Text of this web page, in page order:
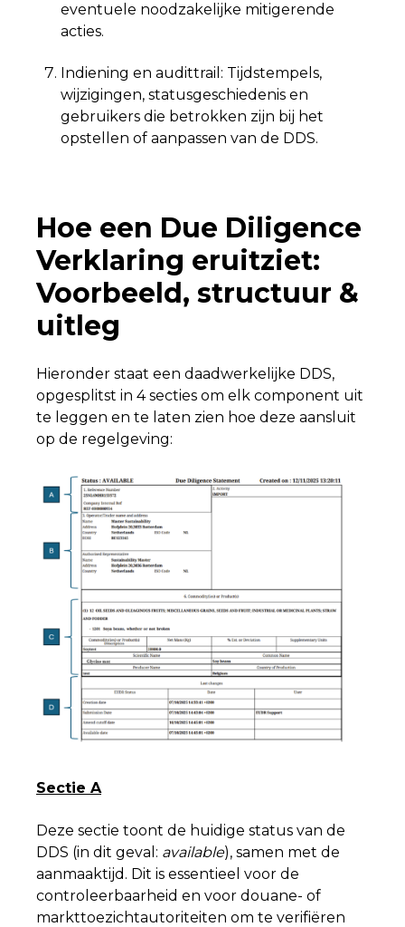
eventuele noodzakelijke mitigerende
acties.
Indiening en audittrail: Tijdstempels,
wijzigingen, statusgeschiedenis en
gebruikers die betrokken zijn bij het
opstellen of aanpassen van de DDS.
Hoe een Due Diligence
Verklaring eruitziet:
Voorbeeld, structuur &
uitleg
Hieronder staat een daadwerkelijke DDS,
opgesplitst in 4 secties om elk component uit
te leggen en te laten zien hoe deze aansluit
op de regelgeving:
Sectie A
Deze sectie toont de huidige status van de
DDS (in dit geval: available), samen met de
aanmaaktijd. Dit is essentieel voor de
controleerbaarheid en voor douane- of
markttoezichtautoriteiten om te verifiëren